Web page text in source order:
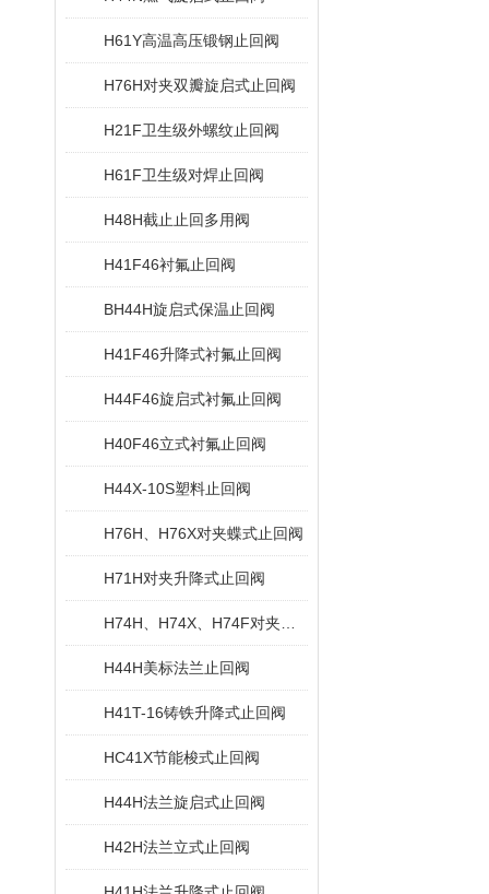
H61Y高温高压锻钢止回阀
H76H对夹双瓣旋启式止回阀
H21F卫生级外螺纹止回阀
H61F卫生级对焊止回阀
H48H截止止回多用阀
H41F46衬氟止回阀
BH44H旋启式保温止回阀
H41F46升降式衬氟止回阀
H44F46旋启式衬氟止回阀
H40F46立式衬氟止回阀
H44X-10S塑料止回阀
H76H、H76X对夹蝶式止回阀
H71H对夹升降式止回阀
H44H美标法兰止回阀
H41T-16铸铁升降式止回阀
HC41X节能梭式止回阀
H44H法兰旋启式止回阀
H42H法兰立式止回阀